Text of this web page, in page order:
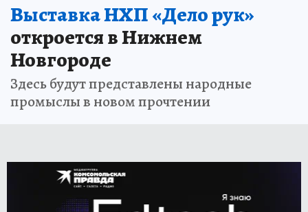
Выставка НХП «Дело рук»
откроется в Нижнем
Новгороде
Здесь будут представлены народные
промыслы в новом прочтении